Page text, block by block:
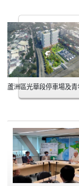
蘆洲區光華段停車場及